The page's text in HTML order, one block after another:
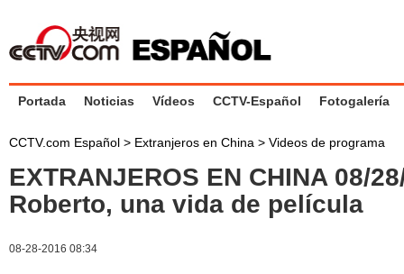
Portada Noticias Vídeos CCTV-Español Fotogalería
CCTV.com Español > Extranjeros en China > Videos de programa
EXTRANJEROS EN CHINA 08/
Roberto, una vida de película
08-28-2016 08:34